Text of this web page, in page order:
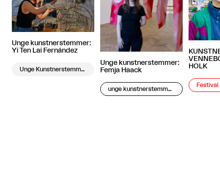
Unge kunstnerstemmer:
Yi Ten Lai Fernández
Unge Kunstnerstemmer
Unge kunstnerstemmer:
Femja Haack
unge kunstnerstemmer
HOLK